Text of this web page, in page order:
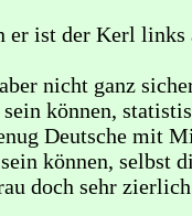
er ist der Kerl links
nicht ganz
können,
Deutsche mit
können, selbst
doch sehr